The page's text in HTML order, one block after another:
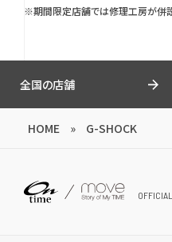
※期間限定店舗では修理工房が併
全国の店舗
HOME » G-SHOCK